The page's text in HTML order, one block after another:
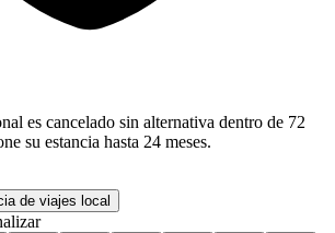
es cancelado sin alternativa dentro de 72
su estancia hasta 24 meses.
de viajes local